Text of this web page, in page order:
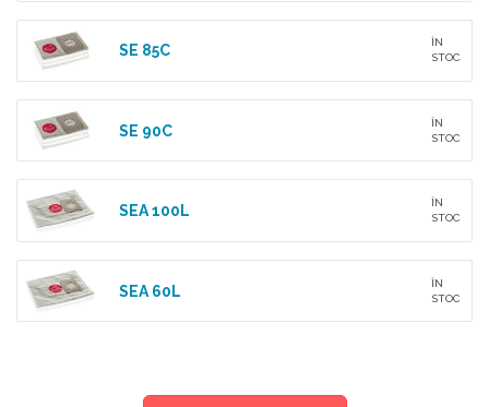
SE 85C
ÎN
STOC
SE 90C
ÎN
STOC
SEA 100L
ÎN
STOC
SEA 60L
ÎN
STOC